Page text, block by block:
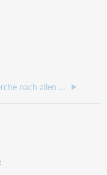
Recherche nach allen LeserInnen mit offenen Gebühren